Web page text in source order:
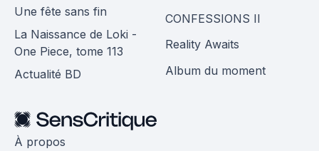
Une fête sans fin
La Naissance de Loki -
One Piece, tome 113
Actualité BD
CONFESSIONS II
Reality Awaits
Album du moment
À propos